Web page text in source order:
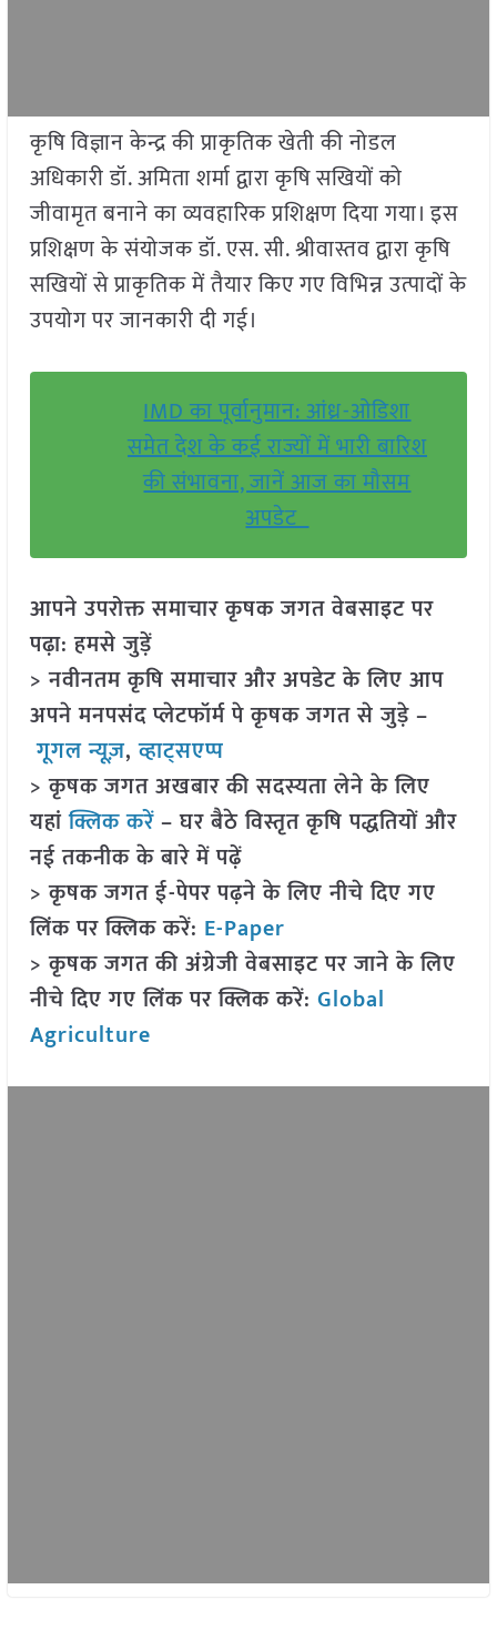
कृषि विज्ञान केन्द्र की प्राकृतिक खेती की नोडल
अधिकारी डॉ. अमिता शर्मा द्वारा कृषि सखियों को
जीवामृत बनाने का व्यवहारिक प्रशिक्षण दिया गया। इस
प्रशिक्षण के संयोजक डॉ. एस. सी. श्रीवास्तव द्वारा कृषि
सखियों से प्राकृतिक में तैयार किए गए विभिन्न उत्पादों के
उपयोग पर जानकारी दी गई।
IMD का पूर्वानुमान: आंध्र-ओडिशा
समेत देश के कई राज्यों में भारी बारिश
की संभावना, जानें आज का मौसम
अपडेट
आपने उपरोक्त समाचार कृषक जगत वेबसाइट पर
पढ़ा: हमसे जुड़ें
> नवीनतम कृषि समाचार और अपडेट के लिए आप
अपने मनपसंद प्लेटफॉर्म पे कृषक जगत से जुड़े –
गूगल न्यूज़,व्हाट्सएप्प
> कृषक जगत अखबार की सदस्यता लेने के लिए
यहांक्लिक करें– घर बैठे विस्तृत कृषि पद्धतियों और
नई तकनीक के बारे में पढ़ें
> कृषक जगत ई-पेपर पढ़ने के लिए नीचे दिए गए
लिंक पर क्लिक करें: E-Paper
> कृषक जगत की अंग्रेजी वेबसाइट पर जाने के लिए
नीचे दिए गए लिंक पर क्लिक करें: Global
Agriculture